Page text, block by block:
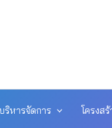
ริหารจัดการ โครงส